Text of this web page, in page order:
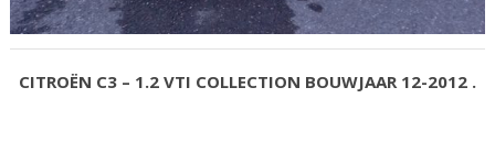
CITROËN C3 – 1.2 VTI COLLECTION BOUWJAAR 12-2012 .